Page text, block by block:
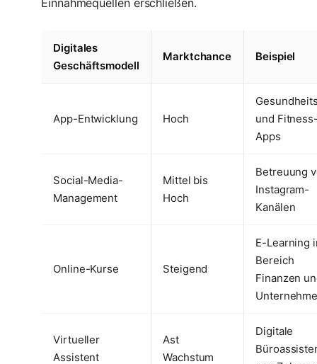
Einnahmequellen erschließen.
Digitales
Geschäftsmodell
Marktchance Beispiel
App-Entwicklung Hoch
und
Apps
Social-Media-
Management
Mittel bis
Hoch
Betreuung
Instagram-
Kanälen
Online-Kurse Steigend
E-Learning
Bereich
Finanzen
Virtueller
Assistent
Ast
Wachstum
Digitale